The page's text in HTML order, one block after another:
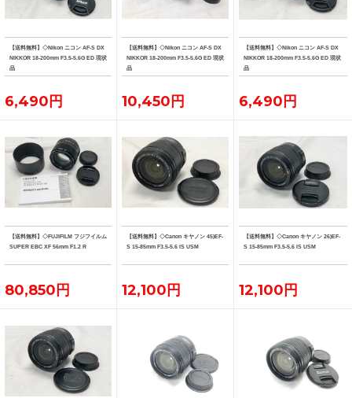
【送料無料】◇Nikon ニコン AF-S DX
NIKKOR 18-200mm F3.5-5.6G ED 現状
品
6,490円
【送料無料】◇Nikon ニコン AF-S DX
NIKKOR 18-200mm F3.5-5.6G ED 現状
品
10,450円
【送料無料】◇Nikon ニコン AF-S DX
NIKKOR 18-200mm F3.5-5.6G ED 現状
品
6,490円
【送料無料】◇FUJIFILM フジフイルム
SUPER EBC XF 56mm F1.2 R
80,850円
【送料無料】◇Canon キヤノン 45)EF-
S 15-85mm F3.5-5.6 IS USM
12,100円
【送料無料】◇Canon キヤノン 26)EF-
S 15-85mm F3.5-5.6 IS USM
12,100円